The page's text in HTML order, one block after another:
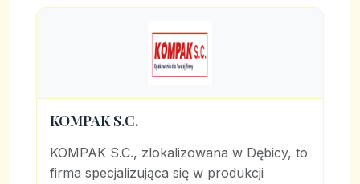
KOMPAK S.C.
KOMPAK S.C., zlokalizowana w Dębicy, to
firma specjalizująca się w produkcji